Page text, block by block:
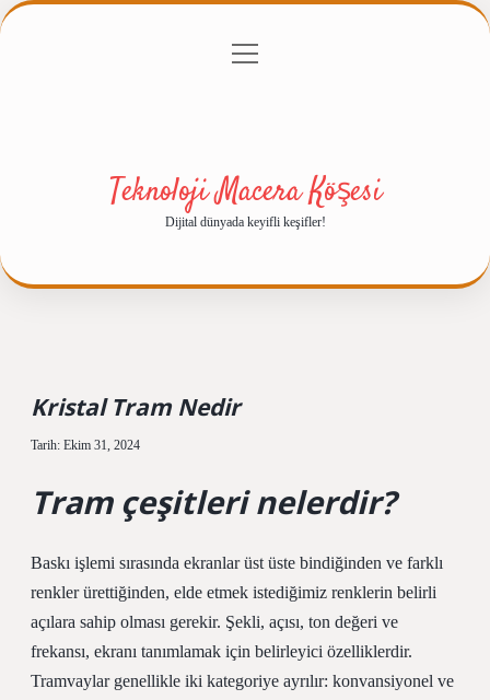
Gizlilik Politikası
menüyü
Teknoloji Macera Köşesi
Dijital dünyada keyifli keşifler!
Kristal Tram Nedir
Tarih: Ekim 31, 2024
Tram çeşitleri nelerdir?
Baskı işlemi sırasında ekranlar üst üste bindiğinden ve farklı
renkler ürettiğinden, elde etmek istediğimiz renklerin belirli
açılara sahip olması gerekir. Şekli, açısı, ton değeri ve
frekansı, ekranı tanımlamak için belirleyici özelliklerdir.
Tramvaylar genellikle iki kategoriye ayrılır: konvansiyonel ve